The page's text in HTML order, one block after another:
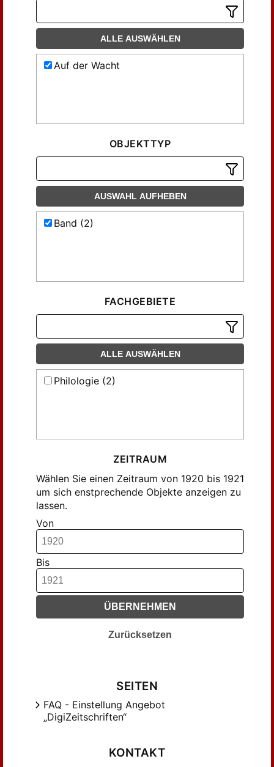
ALLE AUSWÄHLEN
Auf der Wacht
OBJEKTTYP
AUSWAHL AUFHEBEN
Band (2)
FACHGEBIETE
ALLE AUSWÄHLEN
Philologie (2)
ZEITRAUM
Wählen Sie einen Zeitraum von 1920 bis 1921
um sich enstprechende Objekte anzeigen zu
lassen.
Von
Bis
ÜBERNEHMEN
Zurücksetzen
SEITEN
FAQ - Einstellung Angebot
„DigiZeitschriften“
KONTAKT